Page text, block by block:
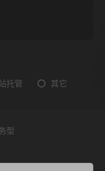
托管 其它
型